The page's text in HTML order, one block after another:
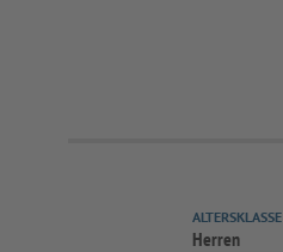
ALTERSKLASSE
Herren